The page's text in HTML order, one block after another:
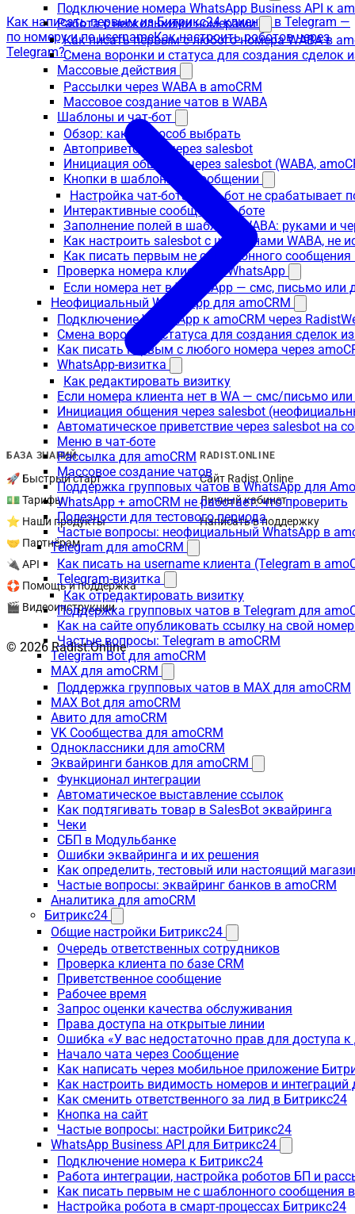
Подключение номера WhatsApp Business API к
Работа с несколькими номерами
Как писать первым с любого номера WABA в
Смена воронки и статуса для создания сделок
Массовые действия
Рассылки через WABA в amoCRM
Массовое создание чатов в WABA
Шаблоны и чат-бот
Обзор: какой способ выбрать
Автоприветствие через salesbot
Инициация общения через salesbot (WABA,
Кнопки в шаблонном сообщении
Настройка чат-бота, если бот не срабатывает
Интерактивные сообщения в боте
Заполнение полей в шаблоне WABA: руками и
Как настроить salesbot с шаблонами WABA, не
Как писать первым не с шаблонного сообщения
Проверка номера клиента в WhatsApp
Если номера нет в WhatsApp — смс, письмо или
Неофициальный WhatsApp для amoCRM
Подключение WhatsApp к amoCRM через
Смена воронки и статуса для создания сделок
Как писать первым с любого номера через
WhatsApp-визитка
Как редактировать визитку
Если номера клиента нет в WA — смс/письмо
Инициация общения через salesbot
Автоматическое приветствие через salesbot на
Меню в чат-боте
Рассылка для amoCRM
Массовое создание чатов
Поддержка групповых чатов в WhatsApp для
WhatsApp + amoCRM не работает: что проверить
Полезности для тестового периода
Частые вопросы: неофициальный WhatsApp в
Telegram для amoCRM
Как писать на username клиента (Telegram в
Telegram-визитка
Как отредактировать визитку
Поддержка групповых чатов в Telegram для
Как на сайте опубликовать ссылку на свой
Частые вопросы: Telegram в amoCRM
Telegram Bot для amoCRM
MAX для amoCRM
Поддержка групповых чатов в MAX для amoCRM
MAX Bot для amoCRM
Авито для amoCRM
VK Сообщества для amoCRM
Одноклассники для amoCRM
Эквайринги банков для amoCRM
Функционал интеграции
Автоматическое выставление ссылок
Как подтягивать товар в SalesBot эквайринга
Чеки
СБП в Модульбанке
Ошибки эквайринга и их решения
Как определить, тестовый или настоящий
Частые вопросы: эквайринг банков в amoCRM
Аналитика для amoCRM
Битрикс24
Общие настройки Битрикс24
Очередь ответственных сотрудников
Проверка клиента по базе CRM
Приветственное сообщение
Рабочее время
Запрос оценки качества обслуживания
Права доступа на открытые линии
Ошибка «У вас недостаточно прав для доступа
Начало чата через Сообщение
Как написать через мобильное приложение
Как настроить видимость номеров и
Как сменить ответственного за лид в Битрикс24
Кнопка на сайт
Частые вопросы: настройки Битрикс24
WhatsApp Business API для Битрикс24
Подключение номера к Битрикс24
Работа интеграции, настройка роботов БП и
Как писать первым не с шаблонного сообщения
Настройка робота в смарт-процессах Битрикс24
Как написать первым из Битрикс24 клиенту в Telegram —
по номеру и по usernameКак настроить роботов через
Telegram?
БАЗА ЗНАНИЙ
🚀 Быстрый старт
💵 Тарифы
⭐ Наши продукты
🤝 Партнёрам
🔌 API
🛟 Помощь и поддержка
🎬 Видеоинструкции
RADIST.ONLINE
Сайт Radist.Online
Личный кабинет
Написать в поддержку
© 2026 Radist.Online